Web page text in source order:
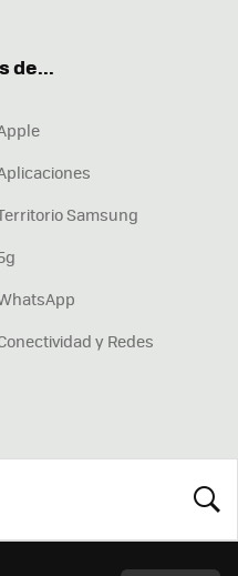
de...
Samsung
y Redes